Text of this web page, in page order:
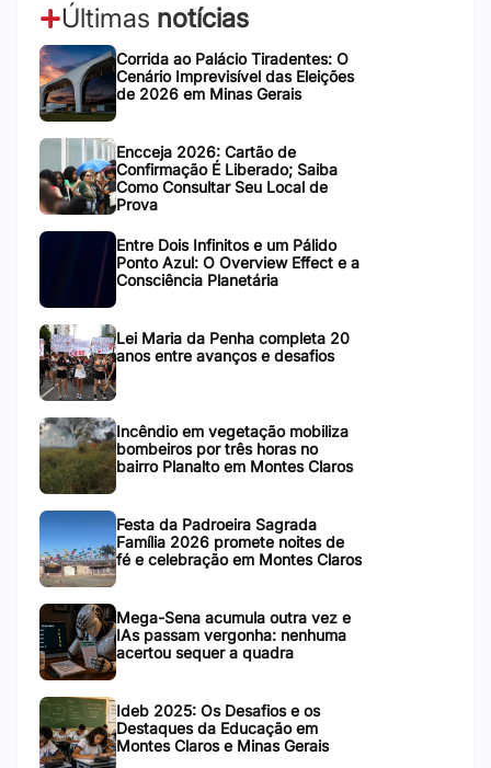
Últimas notícias
Corrida ao Palácio Tiradentes: O
Cenário Imprevisível das Eleições
de 2026 em Minas Gerais
Encceja 2026: Cartão de
Confirmação É Liberado; Saiba
Como Consultar Seu Local de
Prova
Entre Dois Infinitos e um Pálido
Ponto Azul: O Overview Effect e a
Consciência Planetária
Lei Maria da Penha completa 20
anos entre avanços e desafios
Incêndio em vegetação mobiliza
bombeiros por três horas no
bairro Planalto em Montes Claros
Festa da Padroeira Sagrada
Família 2026 promete noites de
fé e celebração em Montes Claros
Mega-Sena acumula outra vez e
IAs passam vergonha: nenhuma
acertou sequer a quadra
Ideb 2025: Os Desafios e os
Destaques da Educação em
Montes Claros e Minas Gerais